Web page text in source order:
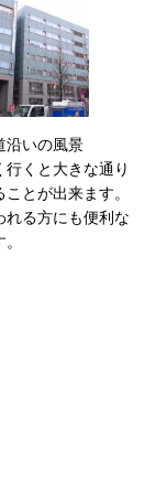
沿いの風景
行くと大きな通り
ことが出来ます。
れる方にも便利な